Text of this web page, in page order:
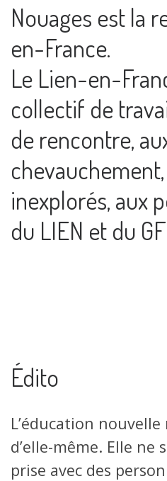
Nouages est la
en-France.
Le Lien-en-
collectif de
de rencontre,
inexplorés, aux
du LIEN et du
Édito
L’éducation nouvelle
d’elle-même. Elle ne
prise avec des